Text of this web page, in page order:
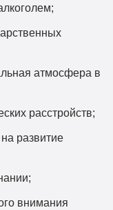
атмосфера в
расстройств;
развитие
внимания